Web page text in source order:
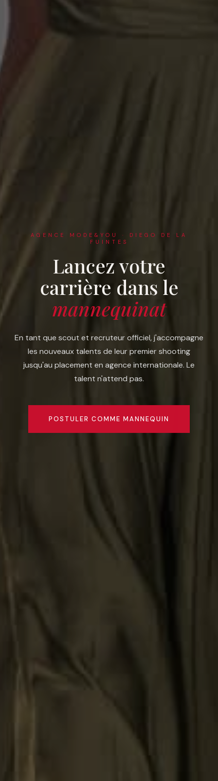
AGENCE MODE&YOU · DIEGO DE LA
FUINTES
Lancez votre
carrière dans le
mannequinat
En tant que scout et recruteur officiel, j'accompagne
les nouveaux talents de leur premier shooting
jusqu'au placement en agence internationale. Le
talent n'attend pas.
POSTULER COMME MANNEQUIN